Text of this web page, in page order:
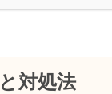
対処法